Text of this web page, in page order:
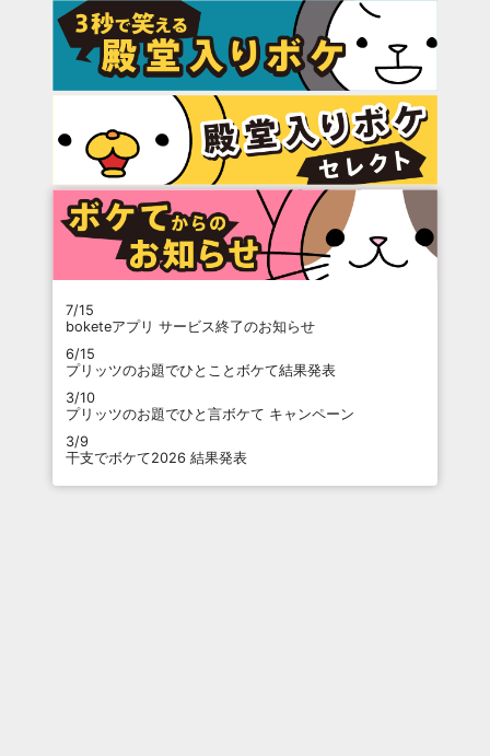
7/15
boketeアプリ サービス終了のお知らせ
6/15
プリッツのお題でひとことボケて結果発表
3/10
プリッツのお題でひと言ボケて キャンペーン
3/9
干支でボケて2026 結果発表